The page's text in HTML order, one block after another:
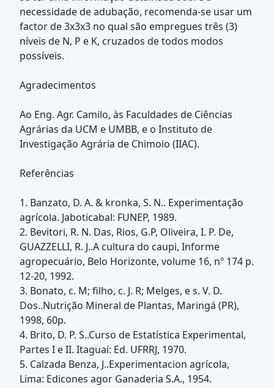
necessidade de adubação, recomenda-se usar um
factor de 3x3x3 no qual são empregues três (3)
níveis de N, P e K, cruzados de todos modos
possíveis.
Agradecimentos
Ao Eng. Agr. Camilo, às Faculdades de Ciências
Agrárias da UCM e UMBB, e o Instituto de
Investigação Agrária de Chimoio (IIAC).
Referências
1. Banzato, D. A. & kronka, S. N.. Experimentação
agrícola. Jaboticabal: FUNEP, 1989.
2. Bevitori, R. N. Das, Rios, G.P, Oliveira, I. P. De,
GUAZZELLI, R. J..A cultura do caupi, Informe
agropecuário, Belo Horizonte, volume 16, nº 174 p.
12-20, 1992.
3. Bonato, c. M; filho, c. J. R; Melges, e s. V. D.
Dos..Nutrição Mineral de Plantas, Maringá (PR),
1998, 60p.
4. Brito, D. P. S..Curso de Estatística Experimental,
Partes I e II. Itaguaí: Ed. UFRRJ, 1970.
5. Calzada Benza, J..Experimentacion agrícola,
Lima: Edicones agor Ganaderia S.A., 1954.